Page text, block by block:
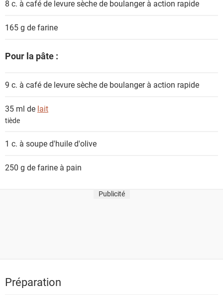
n
8 c. à café de levure sèche de boulanger à action rapide
165 g defarine
Pour la pâte :
9 c. à café de levure sèche de boulanger à action rapide
35 ml de lait
tiède
1 c. à souped'huile d'olive
250 g defarine à pain
Publicité
Préparation